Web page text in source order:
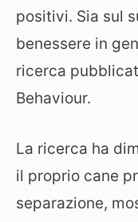
positivi. Sia sul
benessere in
ricerca
Behaviour.
La ricerca ha
il proprio cane
separazione,